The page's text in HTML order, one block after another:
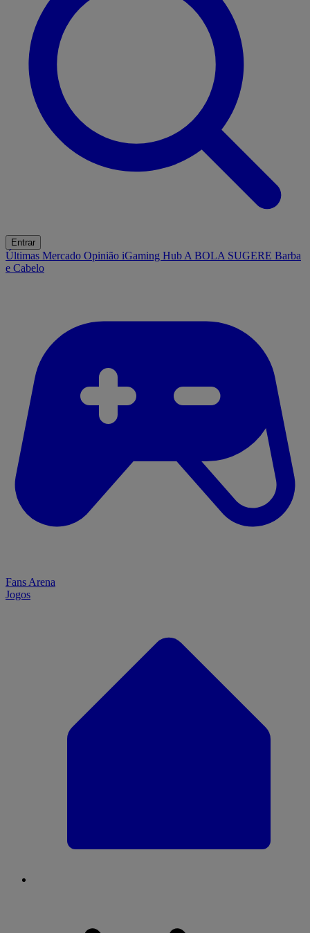
Entrar
Últimas Mercado Opinião iGaming Hub A BOLA SUGERE Barba
e Cabelo
Fans Arena
Jogos